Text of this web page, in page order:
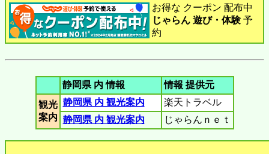
お得な クーポン 配布中
じゃらん 遊び・体験予
約
静岡県 内 情報
情報 提供元
観光
案内
静岡県 内 観光案内
楽天トラベル
静岡県 内 観光案内
じゃらんｎｅｔ